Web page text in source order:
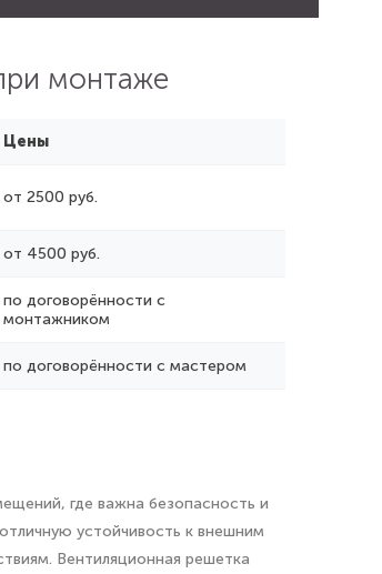
монтаже
Цены
от 2500 руб.
от 4500 руб.
по договорённости с
монтажником
по договорённости с мастером
где важна безопасность и
устойчивость к внешним
Вентиляционная решетка